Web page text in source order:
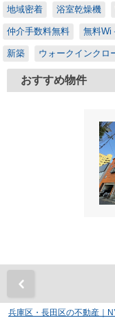
地域密着
浴室乾燥機
仲介手数料無料 無料Wi
新築 ウォークインクロ
おすすめ物件
兵庫区・長田区の不動産｜